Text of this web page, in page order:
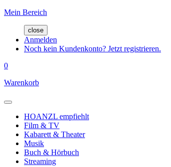
Mein Bereich
close
Anmelden
Noch kein Kundenkonto? Jetzt registrieren.
0
Warenkorb
HOANZL empfiehlt
Film & TV
Kabarett & Theater
Musik
Buch & Hörbuch
Streaming